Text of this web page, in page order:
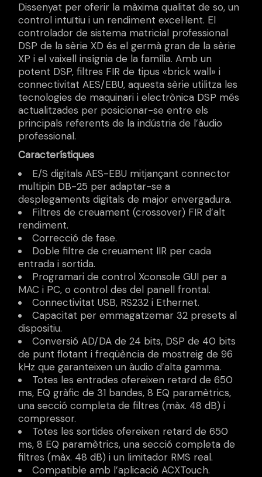
Dissenyat per oferir la màxima qualitat de so, un
control intuïtiu i un rendiment excel·lent. El
controlador de sistema matricial professional
DSP de la sèrie XD és el germà gran de la sèrie
XP i el vaixell insígnia de la família. Amb un
potent DSP, filtres FIR de tipus «brick wall» i
connectivitat AES/EBU, aquesta sèrie utilitza les
tecnologies de maquinari i electrònica DSP més
actualitzades per posicionar-se entre els
principals referents de la indústria de l’àudio
professional.
Característiques
E/S digitals AES-EBU mitjançant connector
multipin DB-25 per adaptar-se a
desplegaments digitals de major envergadura.
Filtres de creuament (crossover) FIR d’alt
rendiment.
Correcció de fase.
Doble filtre de creuament IIR per cada
entrada i sortida.
Programari de control Xconsole GUI per a
MAC i PC, o control des del panell frontal.
Connectivitat USB, RS232 i Ethernet.
Capacitat per emmagatzemar 32 presets al
dispositiu.
Conversió AD/DA de 24 bits, DSP de 40 bits
de punt flotant i freqüència de mostreig de 96
kHz que garanteixen un àudio d’alta gamma.
Totes les entrades ofereixen retard de 650
ms, EQ gràfic de 31 bandes, 8 EQ paramètrics,
una secció completa de filtres (màx. 48 dB) i
compressor.
Totes les sortides ofereixen retard de 650
ms, 8 EQ paramètrics, una secció completa de
filtres (màx. 48 dB) i un limitador RMS real.
Compatible amb l’aplicació ACXTouch.